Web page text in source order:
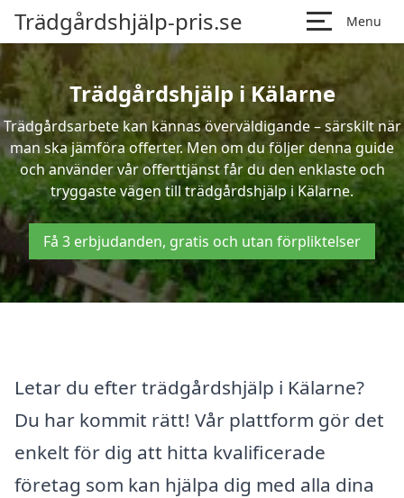
Trädgårdshjälp-pris.se Menu
Trädgårdshjälp i Kälarne
Trädgårdsarbete kan kännas överväldigande – särskilt när
man ska jämföra offerter. Men om du följer denna guide
och använder vår offerttjänst får du den enklaste och
tryggaste vägen till trädgårdshjälp i Kälarne.
Få 3 erbjudanden, gratis och utan förpliktelser
Letar du efter trädgårdshjälp i Kälarne?
Du har kommit rätt! Vår plattform gör det
enkelt för dig att hitta kvalificerade
företag som kan hjälpa dig med alla dina